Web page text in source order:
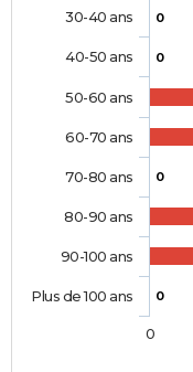
0
0
0
0
30-40 ans
40-50 ans
50-60 ans
60-70 ans
70-80 ans
80-90 ans
90-100 ans
Plus de 100 ans
0